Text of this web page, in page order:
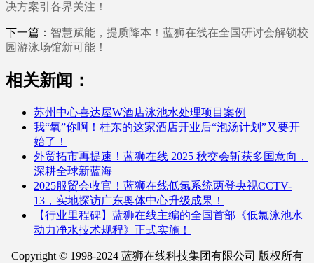
决方案引各界关注！
下一篇： 智慧赋能，提质降本！蓝狮在线在全国研讨会解锁校
园游泳场馆新可能！
相关新闻：
苏州中心喜达屋W酒店泳池水处理项目案例
我“氧”你啊！桂东的这家酒店开业后“泡汤计划”又要开
始了！
外贸拓市再提速！蓝狮在线 2025 秋交会斩获多国意向，
深耕全球新蓝海
2025服贸会收官！蓝狮在线低氯系统两登央视CCTV-
13，实地探访广东奥体中心升级成果！
【行业里程碑】蓝狮在线主编的全国首部《低氯泳池水
动力净水技术规程》正式实施！
Copyright © 1998-2024 蓝狮在线科技集团有限公司 版权所有